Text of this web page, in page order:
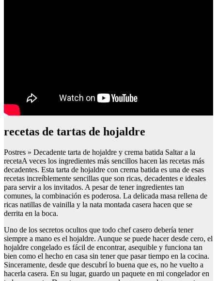
recetas de tartas de hojaldre
Postres » Decadente tarta de hojaldre y crema batida Saltar a la
recetaA veces los ingredientes más sencillos hacen las recetas más
decadentes. Esta tarta de hojaldre con crema batida es una de esas
recetas increíblemente sencillas que son ricas, decadentes e ideales
para servir a los invitados. A pesar de tener ingredientes tan
comunes, la combinación es poderosa. La delicada masa rellena de
ricas natillas de vainilla y la nata montada casera hacen que se
derrita en la boca.
Uno de los secretos ocultos que todo chef casero debería tener
siempre a mano es el hojaldre. Aunque se puede hacer desde cero, el
hojaldre congelado es fácil de encontrar, asequible y funciona tan
bien como el hecho en casa sin tener que pasar tiempo en la cocina.
Sinceramente, desde que descubrí lo buena que es, no he vuelto a
hacerla casera. En su lugar, guardo un paquete en mi congelador en